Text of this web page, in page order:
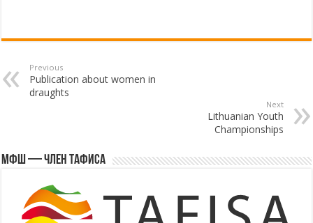
Previous
Publication about women in
draughts
Next
Lithuanian Youth
Championships
МФШ — член ТАФИСА